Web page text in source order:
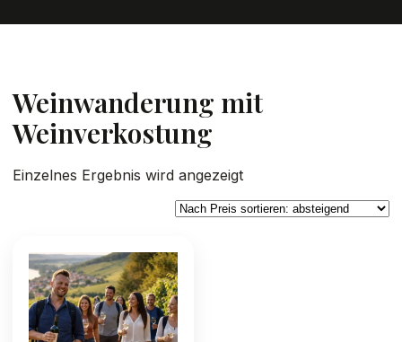
Weinwanderung mit
Weinverkostung
Einzelnes Ergebnis wird angezeigt